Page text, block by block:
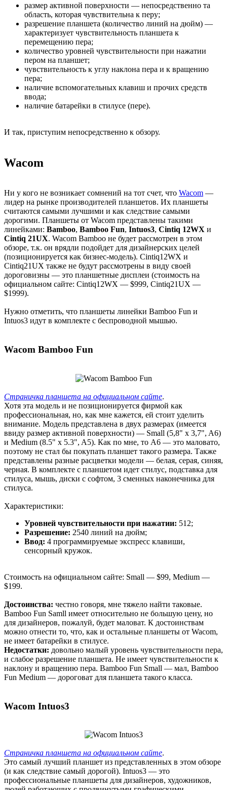
размер активной поверхности — непосредственно та
область, которая чувствительна к перу;
разрешение планшета (количество линий на дюйм) —
характеризует чувствительность планшета к
перемещению пера;
количество уровней чувствительности при нажатии
пером на планшет;
чувствительность к углу наклона пера и к вращению
пера;
наличие вспомогательных клавиш и прочих средств
ввода;
наличие батарейки в стилусе (пере).
И так, приступим непосредственно к обзору.
Wacom
Ни у кого не возникает сомнений на тот счет, что Wacom —
лидер на рынке производителей планшетов. Их планшеты
считаются самыми лучшими и как следствие самыми
дорогими. Планшеты от Wacom представлены такими
линейками: Bamboo, Bamboo Fun, Intuos3, Cintiq 12WX и
Cintiq 21UX. Wacom Bamboo не будет рассмотрен в этом
обзоре, т.к. он врядли подойдет для дизайнерских целей
(позиционируется как бизнес-модель). Cintiq12WX и
Cintiq21UX также не будут рассмотрены в виду своей
дороговизны — это планшетные дисплеи (стоимость на
официальном сайте: Cintiq12WX — $999, Cintiq21UX —
$1999).
Нужно отметить, что планшеты линейки Bamboo Fun и
Intuos3 идут в комплекте с беспроводной мышью.
Wacom Bamboo Fun
Страничка планшета на официальном сайте.
Хотя эта модель и не позиционируется фирмой как
профессиональная, но, как мне кажется, ей стоит уделить
внимание. Модель представлена в двух размерах (имеется
ввиду размер активной поверхности) — Small (5,8" x 3,7", A6)
и Medium (8.5" x 5.3", A5). Как по мне, то A6 — это маловато,
поэтому не стал бы покупать планшет такого размера. Также
представлены разные расцветки модели — белая, серая, синяя,
черная. В комплекте c планшетом идет стилус, подставка для
стилуса, мышь, диски с софтом, 3 сменных наконечника для
стилуса.
Характеристики:
Уровней чувствительности при нажатии: 512;
Разрешение: 2540 линий на дюйм;
Ввод: 4 программируемые экспресс клавиши,
сенсорный кружок.
Стоимость на официальном сайте: Small — $99, Medium —
$199.
Достоинства: честно говоря, мне тяжело найти таковые.
Bamboo Fun Samll имеет относительно не большую цену, но
для дизайнеров, пожалуй, будет маловат. К достоинствам
можно отнести то, что, как и остальные планшеты от Wacom,
не имеет батарейки в стилусе.
Недостатки: довольно малый уровень чувствительности пера,
и слабое разрешение планшета. Не имеет чувствительности к
наклону и вращению пера. Bamboo Fun Small — мал, Bamboo
Fun Medium — дороговат для планшета такого класса.
Wacom Intuos3
Страничка планшета на официальном сайте.
Это самый лучший планшет из представленных в этом обзоре
(и как следствие самый дорогой). Intuos3 — это
профессиональные планшеты для дизайнеров, художников,